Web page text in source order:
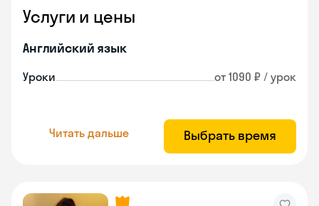
Услуги и цены
Английский язык
Уроки от 1090 ₽ / урок
Читать дальше Выбрать время